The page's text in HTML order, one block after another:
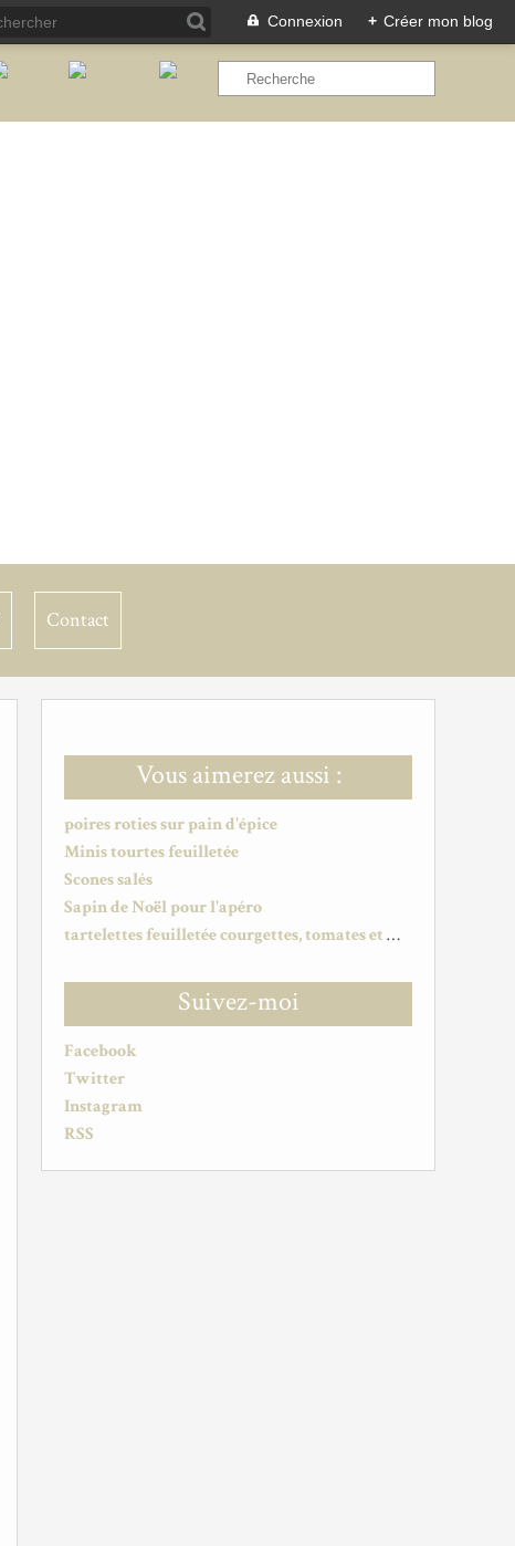
Connexion + Créer mon blog
Contact
Vous aimerez aussi :
poires roties sur pain d'épice
Minis tourtes feuilletée
Scones salés
Sapin de Noël pour l'apéro
tartelettes feuilletée courgettes, tomates et mozzarella
Suivez-moi
Facebook
Twitter
Instagram
RSS